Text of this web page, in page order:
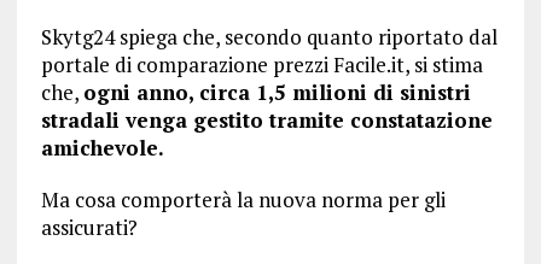
Skytg24 spiega che, secondo quanto riportato dal
portale di comparazione prezzi Facile.it, si stima
che, ogni anno, circa 1,5 milioni di sinistri
stradali venga gestito tramite constatazione
amichevole.
Ma cosa comporterà la nuova norma per gli
assicurati?